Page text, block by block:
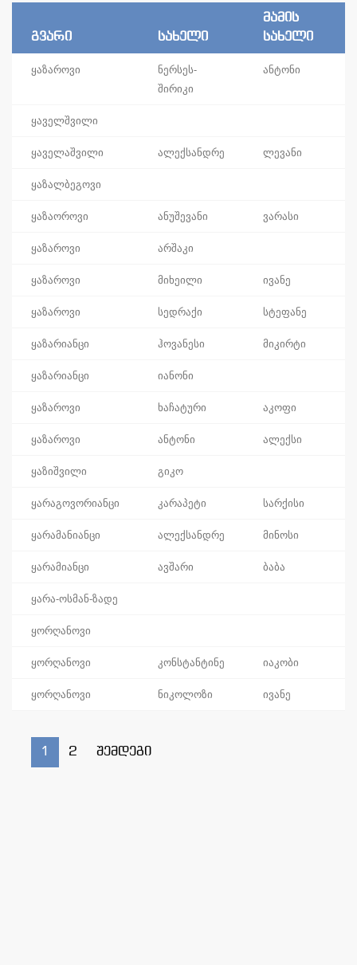
გვარი სახელი
მამის
სახელი
ყაზაროვი
ნერსეს-
შირიკი
ანტონი
ყაველშვილი
ყაველაშვილი ალექსანდრე ლევანი
ყაზალბეგოვი
ყაზაოროვი ანუშევანი ვარასი
ყაზაროვი არშაკი
ყაზაროვი მიხეილი ივანე
ყაზაროვი სედრაქი სტეფანე
ყაზარიანცი ჰოვანესი მიკირტი
ყაზარიანცი იანონი
ყაზაროვი ხაჩატური აკოფი
ყაზაროვი ანტონი ალექსი
ყაზიშვილი გიკო
ყარაგოვორიანცი კარაპეტი სარქისი
ყარამანიანცი ალექსანდრე მინოსი
ყარამიანცი ავშარი ბაბა
ყარა-ოსმან-ზადე
ყორღანოვი
ყორღანოვი კონსტანტინე იაკობი
ყორღანოვი ნიკოლოზი ივანე
1 2 შემდეგი